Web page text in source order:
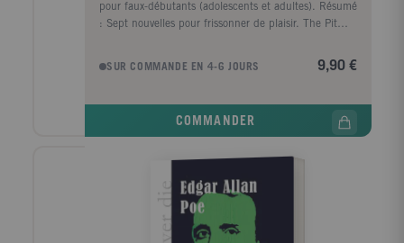
pour faux-débutants (adolescents et adultes). Résumé
: Sept nouvelles pour frissonner de plaisir. The Pit
Case o Mr Valdemar, The Fall of the House of Usher,
Down into the Maelström, The Masque of the Red
SUR COMMANDE EN 4-6 JOURS 9,90 €
COMMANDER